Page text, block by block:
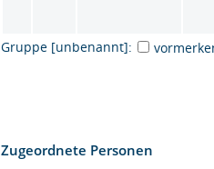
Gruppe [unbenannt]:
Zugeordnete Personen